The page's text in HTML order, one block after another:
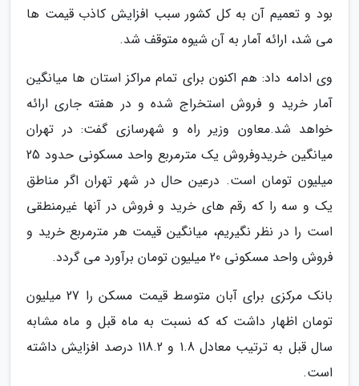
بود و تعمیم آن به کل کشور سبب افزایش کاذب قیمت ها
می شد، ارائه آمار به آن شیوه متوقف شد.
وی ادامه داد: هم اکنون برای تمام مراکز استان ها میانگین
آمار خرید و فروش استخراج شده و در هفته جاری ارائه
خواهد شد.معاون وزیر راه و شهرسازی گفت: در تهران
میانگین خریدوفروش یک مترمربع واحد مسکونی حدود 25
میلیون تومان است. درعین حال در شهر تهران اگر مناطق
یک و سه را که رقم های خرید و فروش در آنها غیرمنطقی
است را در نظر نگیریم، میانگین قیمت هر مترمربع خرید و
فروش واحد مسکونی 20 میلیون تومان برآورد می گردد.
بانک مرکزی برای آبان متوسط قیمت مسکن را 27 میلیون
تومان اظهار داشت که که نسبت به ماه قبل و ماه مشابه
سال قبل به ترتیب معادل 1.8 و 118.2 درصد افزایش داشته
است.